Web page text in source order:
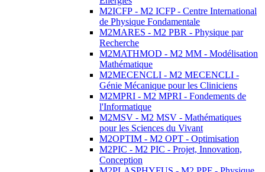
M2ICFP - M2 ICFP - Centre International
de Physique Fondamentale
M2MARES - M2 PBR - Physique par
Recherche
M2MATHMOD - M2 MM - Modélisation
Mathématique
M2MECENCLI - M2 MECENCLI -
Génie Mécanique pour les Cliniciens
M2MPRI - M2 MPRI - Fondements de
l'Informatique
M2MSV - M2 MSV - Mathématiques
pour les Sciences du Vivant
M2OPTIM - M2 OPT - Optimisation
M2PIC - M2 PIC - Projet, Innovation,
Conception